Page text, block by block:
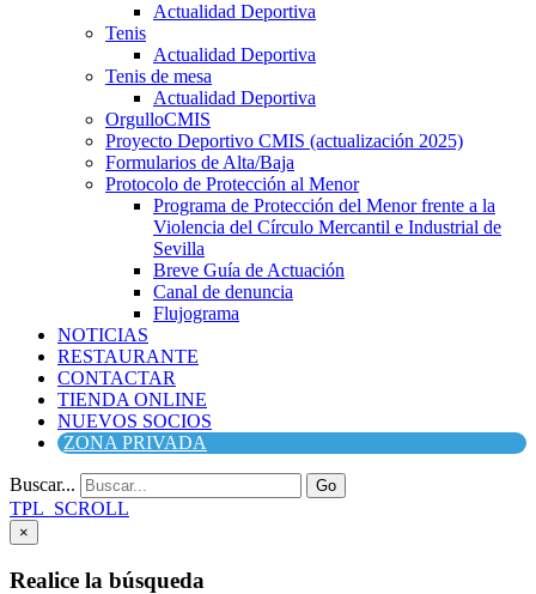
Actualidad Deportiva
Tenis
Actualidad Deportiva
Tenis de mesa
Actualidad Deportiva
OrgulloCMIS
Proyecto Deportivo CMIS (actualización 2025)
Formularios de Alta/Baja
Protocolo de Protección al Menor
Programa de Protección del Menor frente a la
Violencia del Círculo Mercantil e Industrial de
Sevilla
Breve Guía de Actuación
Canal de denuncia
Flujograma
NOTICIAS
RESTAURANTE
CONTACTAR
TIENDA ONLINE
NUEVOS SOCIOS
ZONA PRIVADA
Buscar... Go
TPL_SCROLL
×
Realice la búsqueda